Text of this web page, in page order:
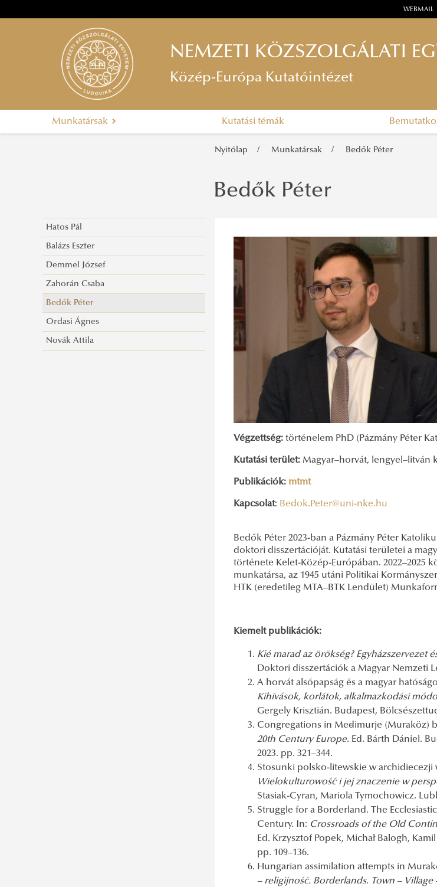
WEBMAIL
NEMZETI KÖZSZOLGÁLATI
Közép-Európa Kutatóintézet
Munkatársak Kutatási témák
Nyitólap Munkatársak Bedők Péter
Hatos Pál
Balázs Eszter
Demmel József
Zahorán Csaba
Bedők Péter
Ordasi Ágnes
Novák Attila
Bedők Péter
Végzettség: történelem PhD (Pázmány Péter
Kutatási terület: Magyar–horvát, lengyel–litván
Publikációk: mtmt
Kapcsolat: Bedok.Peter@uni-nke.hu
Bedők Péter 2023-ban a Pázmány Péter
doktori disszertációját. Kutatási területei a
története Kelet-Közép-Európában. 2022–2025
munkatársa, az 1945 utáni Politikai
HTK (eredetileg MTA–BTK Lendület)
Kiemelt publikációk:
Kié marad az örökség? Egyházszervezet
Doktori disszertációk a Magyar Nemzeti
A horvát alsópapság és a magyar
Kihívások, korlátok, alkalmazkodási
Gergely Krisztián. Budapest,
Congregations in Međimurje (Muraköz)
20th Century Europe. Ed. Bárth Dániel.
2023. pp. 321–344.
Stosunki polsko-litewskie w archidiecezji
Wielokulturowość i jej znaczenie w
Stasiak-Cyran, Mariola Tymochowicz.
Struggle for a Borderland. The
Century. In: Crossroads of the Old
Ed. Krzysztof Popek, Michał Balogh,
pp. 109–136.
Hungarian assimilation attempts in
– religijność. Borderlands. Town – Village